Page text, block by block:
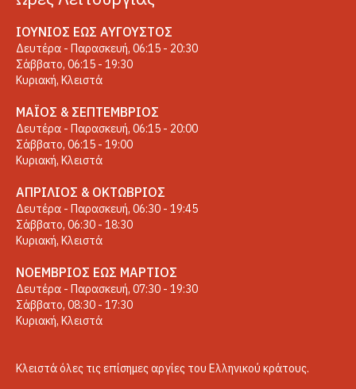
ΙΟΎΝΙΟΣ ΈΩΣ ΑΎΓΟΥΣΤΟΣ
Δευτέρα - Παρασκευή, 06:15 - 20:30
Σάββατο, 06:15 - 19:30
Κυριακή, Κλειστά
ΜΆΙΟΣ & ΣΕΠΤΈΜΒΡΙΟΣ
Δευτέρα - Παρασκευή, 06:15 - 20:00
Σάββατο, 06:15 - 19:00
Κυριακή, Κλειστά
ΑΠΡΊΛΙΟΣ & ΟΚΤΏΒΡΙΟΣ
Δευτέρα - Παρασκευή, 06:30 - 19:45
Σάββατο, 06:30 - 18:30
Κυριακή, Κλειστά
ΝΟΈΜΒΡΙΟΣ ΈΩΣ ΜΆΡΤΙΟΣ
Δευτέρα - Παρασκευή, 07:30 - 19:30
Σάββατο, 08:30 - 17:30
Κυριακή, Κλειστά
Κλειστά όλες τις επίσημες αργίες του Ελληνικού κράτους.